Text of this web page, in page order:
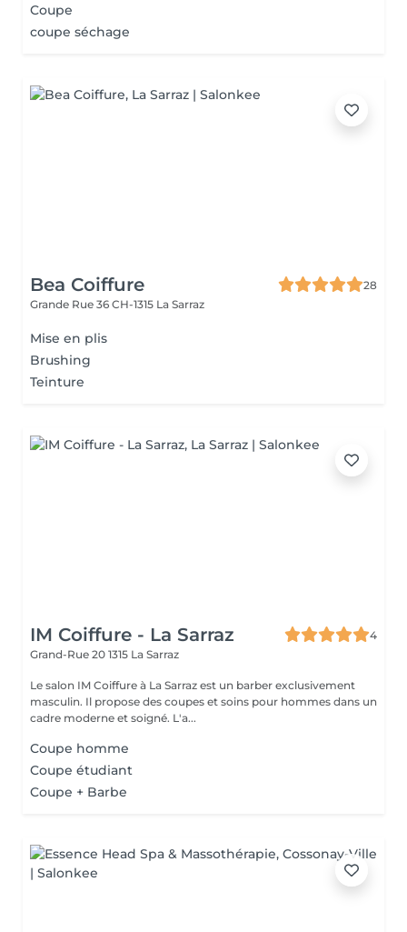
Coupe
coupe séchage
Bea Coiffure
28
Grande Rue 36 CH-1315 La Sarraz
Mise en plis
Brushing
Teinture
IM Coiffure - La Sarraz
4
Grand-Rue 20 1315 La Sarraz
Le salon IM Coiffure à La Sarraz est un barber exclusivement
masculin. Il propose des coupes et soins pour hommes dans un
cadre moderne et soigné. L'a...
Coupe homme
Coupe étudiant
Coupe + Barbe